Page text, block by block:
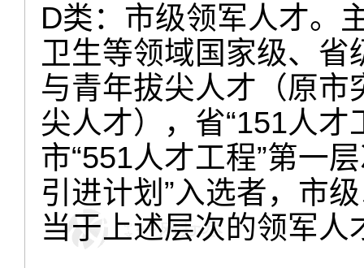
D类：市级领军人才。
卫生等领域国家级、
与青年拔尖人才（原
尖人才），省“151人
市“551人才工程”第一
引进计划”入选者，市
当于上述层次的领军人